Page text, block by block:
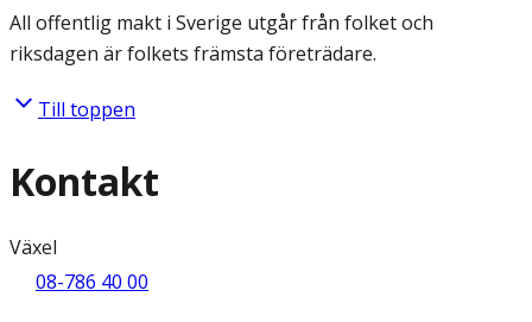
All offentlig makt i Sverige utgår från folket och
riksdagen är folkets främsta företrädare.
Till toppen
Kontakt
Växel
08-786 40 00